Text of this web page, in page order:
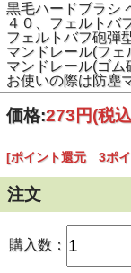
黒毛ハードブラシ
４０、フェルトバ
フェルトバフ砲弾
マンドレール(フェ
マンドレール(ゴ
お使いの際は防塵
価格:273円(税
[ポイント還元 3ポ
注文
購入数：